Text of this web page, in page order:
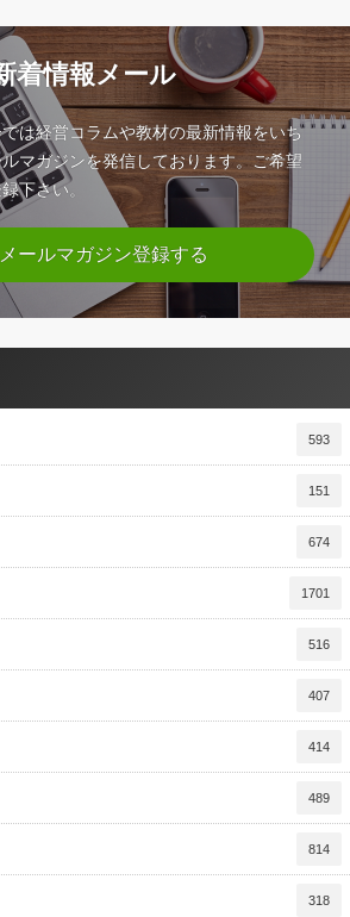
着情報メール
は経営コラムや教材の最新情報をいち
マガジンを発信しております。ご希望
下さい。
メールマガジン登録する
593
151
674
1701
516
407
414
489
814
318